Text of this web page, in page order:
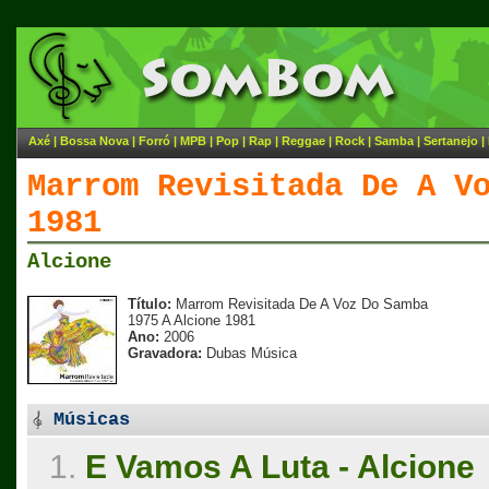
Axé | Bossa Nova | Forró | MPB | Pop | Rap | Reggae | Rock | Samba | Sertanejo |
Marrom Revisitada De A
1981
Alcione
Título: Marrom Revisitada De A Voz Do Samba
1975 A Alcione 1981
Ano: 2006
Gravadora: Dubas Música
Músicas
1. E Vamos A Luta - Alcione